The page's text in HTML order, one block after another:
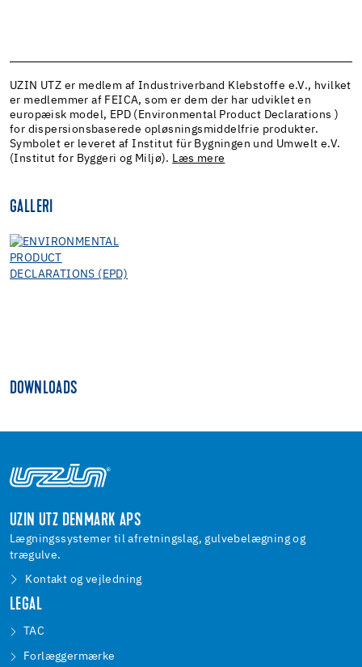
UZIN UTZ er medlem af Industriverband Klebstoffe e.V., hvilket
er medlemmer af FEICA, som er dem der har udviklet en
europæisk model, EPD (Environmental Product Declarations )
for dispersionsbaserede opløsningsmiddelfrie produkter.
Symbolet er leveret af Institut für Bygningen und Umwelt e.V.
(Institut for Byggeri og Miljø). Læs mere
GALLERI
DOWNLOADS
UZIN UTZ DENMARK APS
Lægningssystemer til afretningslag, gulvebelægning og
trægulve.
Kontakt og vejledning
LEGAL
TAC
Forlæggermærke